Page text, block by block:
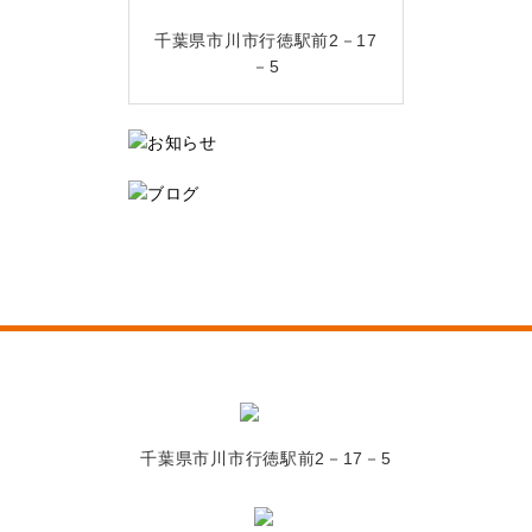
千葉県市川市行徳駅前2－17
－5
千葉県市川市行徳駅前2－17－5